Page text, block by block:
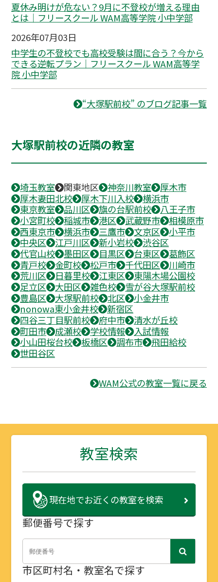
夏休み明けが危ない？9月に不登校が増える理由
とは｜フリースクール WAM高等学院 小中学部
2026年07月03日
中学生の不登校でも高校受験は間に合う？今から
できる逆転プラン｜フリースクール WAM高等学
院 小中学部
“大塚駅前校” のブログ記事一覧
大塚駅前校の近隣の教室
埼玉教室 関東地区 神奈川教室
厚木市
厚木妻田北校
厚木下川入校
横浜市
東京教室
品川区 旗の台駅前校
八王子市
小宮町校
稲城市 港区 武蔵野市
相模原市
西東京市
横浜市 三鷹市 文京区
小平市
中央区
江戸川区 新小岩校
渋谷区
代官山校
墨田区 目黒区 台東区
葛飾区
青戸校
金町校 松戸市 千代田区
川崎市
荒川区
日暮里校 江東区
東陽木場公園校
足立区
大田区 雑色校
雪が谷大塚駅前校
豊島区
大塚駅前校 北区
小金井市
nonowa東小金井校
新宿区
四谷三丁目駅前校
府中市
清水が丘校
町田市
成瀬校 学校情報
入試情報
小山田桜台校
板橋区 調布市
飛田給校
世田谷区
WAM公式の教室一覧に戻る
教室検索
現在地でお近くの教室を検索
郵便番号で探す
市区町村名・教室名で探す